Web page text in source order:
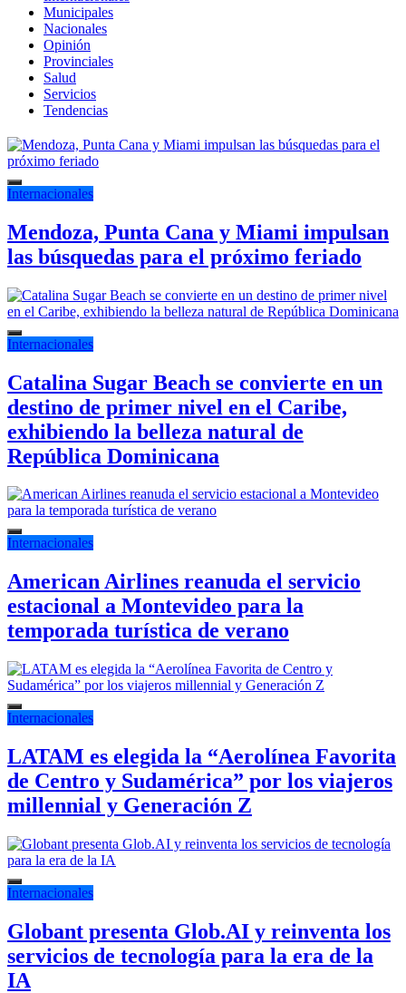
Municipales
Nacionales
Opinión
Provinciales
Salud
Servicios
Tendencias
Internacionales
Mendoza, Punta Cana y Miami impulsan
las búsquedas para el próximo feriado
Internacionales
Catalina Sugar Beach se convierte en un
destino de primer nivel en el Caribe,
exhibiendo la belleza natural de
República Dominicana
Internacionales
American Airlines reanuda el servicio
estacional a Montevideo para la
temporada turística de verano
Internacionales
LATAM es elegida la “Aerolínea Favorita
de Centro y Sudamérica” por los viajeros
millennial y Generación Z
Internacionales
Globant presenta Glob.AI y reinventa los
servicios de tecnología para la era de la
IA